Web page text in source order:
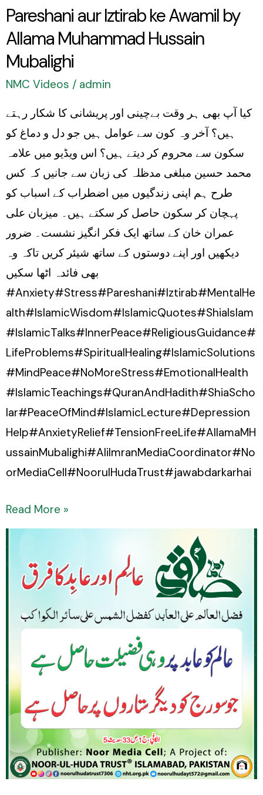
Pareshani aur Iztirab ke Awamil by
Allama Muhammad Hussain
Mubalighi
NMC Videos / admin
کیا آپ بھی ہر وقت بےچینی اور پریشانی کا شکار رہتے
ہیں؟ آخر وہ کون سے عوامل ہیں جو دل و دماغ کو
سکون سے محروم کر دیتے ہیں؟ اس ویڈیو میں علامہ
محمد حسین مبلغی مدظلہ کی زبان سے جانیں کہ کس
طرح ہم اپنی زندگیوں میں اضطراب کے اسباب کو
پہچان کر سکون حاصل کر سکتے ہیں۔ میزبان علی
عمران خان کے ساتھ ایک فکر انگیز نشست۔ ضرور
دیکھیں اور اپنے دوستوں کے ساتھ شیئر کریں تاکہ وہ
بھی فائدہ اٹھا سکیں
#Anxiety#Stress#Pareshani#Iztirab#MentalHe
alth#IslamicWisdom#IslamicQuotes#ShiaIslam
#IslamicTalks#InnerPeace#ReligiousGuidance#
LifeProblems#SpiritualHealing#IslamicSolutions
#MindPeace#NoMoreStress#EmotionalHealth
#IslamicTeachings#QuranAndHadith#ShiaScho
lar#PeaceOfMind#IslamicLecture#Depression
Help#AnxietyRelief#TensionFreeLife#AllamaMH
ussainMubalighi#AliImranMediaCoordinator#No
orMediaCell#NoorulHudaTrust#jawabdarkarhai
Read More »
Sayings
Imam
(AS)